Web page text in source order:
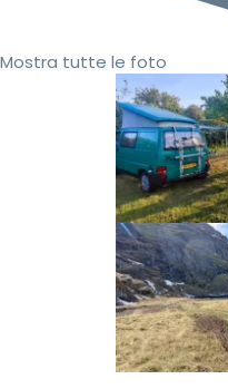
Mostra tutte le foto